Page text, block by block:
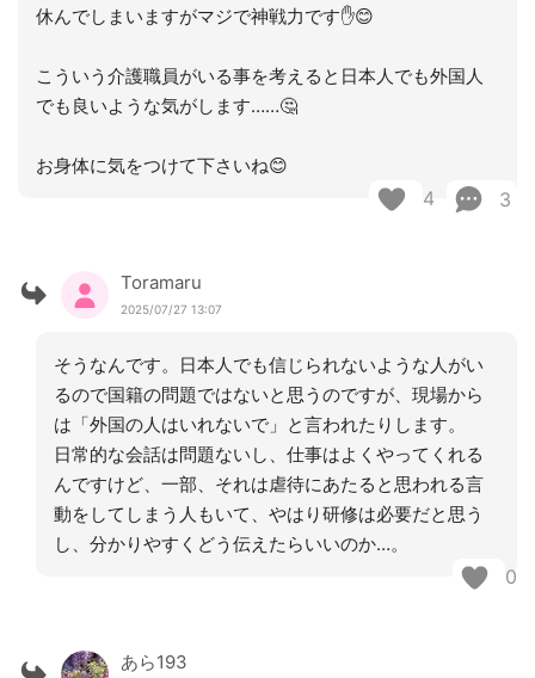
休んでしまいますがマジで神戦力です✋😊
こういう介護職員がいる事を考えると日本人でも外国人
でも良いような気がします……🤔
お身体に気をつけて下さいね😊
4 3
Toramaru
2025/07/27 13:07
そうなんです。日本人でも信じられないような人がい
るので国籍の問題ではないと思うのですが、現場から
は「外国の人はいれないで」と言われたりします。
日常的な会話は問題ないし、仕事はよくやってくれる
んですけど、一部、それは虐待にあたると思われる言
動をしてしまう人もいて、やはり研修は必要だと思う
し、分かりやすくどう伝えたらいいのか…。
0
あら193